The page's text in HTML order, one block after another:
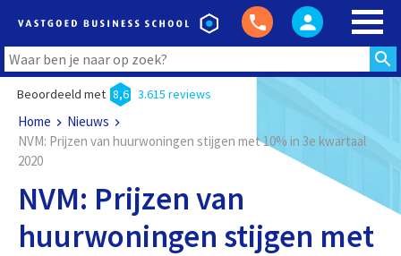
Beoordeeld met 8,6 3.615 reviews
Home
Nieuws
NVM: Prijzen van huurwoningen stijgen met 10% in 3e kwartaal
2020
NVM: Prijzen van
huurwoningen stijgen met